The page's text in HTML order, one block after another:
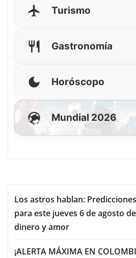
Turismo
Gastronomía
Horóscopo
Mundial 2026
Los astros hablan:
para este jueves 6 de agosto
dinero y amor
¡ALERTA MÁXIMA EN